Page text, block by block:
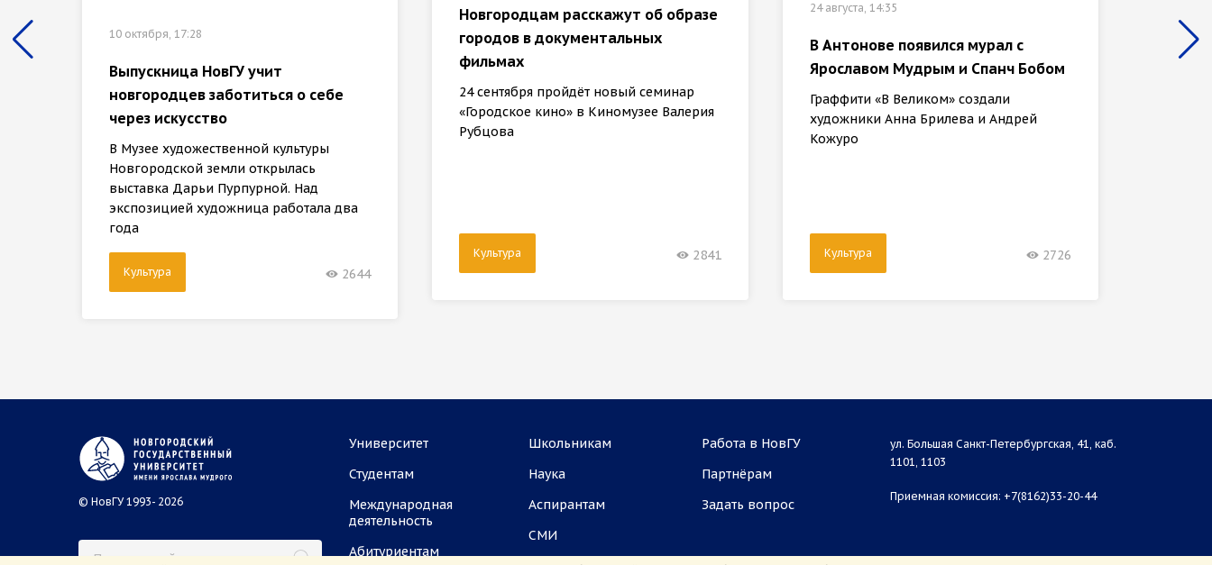
10 октября, 17:28
Выпускница НовГУ учит
новгородцев заботиться о себе
через искусство
В Музее художественной культуры
Новгородской земли открылась
выставка Дарьи Пурпурной. Над
экспозицией художница работала два
года
Культура 2644
Новгородцам расскажут об образе
городов в документальных
фильмах
24 сентября пройдёт новый семинар
«Городское кино» в Киномузее Валерия
Рубцова
Культура 2841
24 августа, 14:35
В Антонове появился мурал с
Ярославом Мудрым и Спанч Бобом
Граффити «В Великом» создали
художники Анна Брилева и Андрей
Кожуро
Культура 2726
24
© НовГУ 1993- 2026
Университет
Студентам
Международная
деятельность
Абитуриентам
Школьникам
Наука
Аспирантам
СМИ
Работа в НовГУ
Партнёрам
Задать вопрос
ул. Большая Санкт-Петербургская, 41, каб.
1101, 1103
Приемная комиссия: +7(8162)33-20-44